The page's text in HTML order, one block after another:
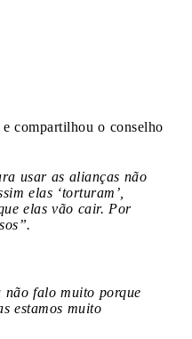
compartilhou o conselho
usar as alianças não
elas ‘torturam’,
elas vão cair. Por
não falo muito porque
estamos muito